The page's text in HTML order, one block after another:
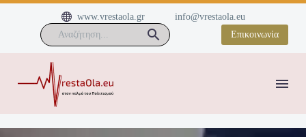

 www.vrestaola.gr
info@vrestaola.eu
Επικοινωνία